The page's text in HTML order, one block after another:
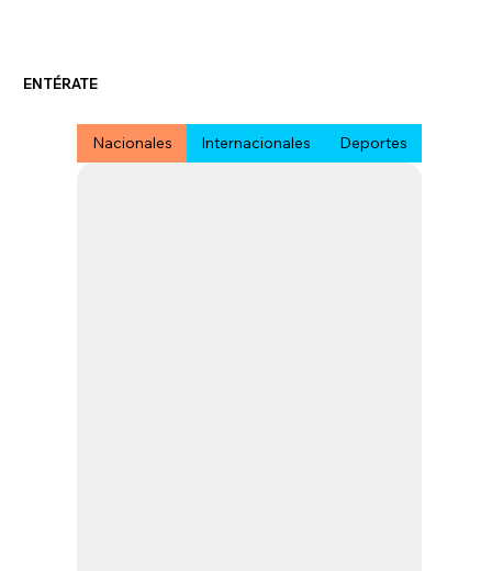
ENTÉRATE
Nacionales Internacionales Deportes